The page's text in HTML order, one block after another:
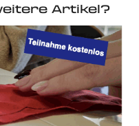
Artikel?